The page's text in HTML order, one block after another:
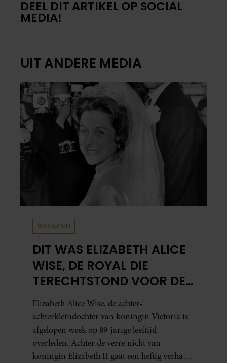
DEEL DIT ARTIKEL OP SOCIAL
MEDIA!
UIT ANDERE MEDIA
WEEKEND
DIT WAS ELIZABETH ALICE
WISE, DE ROYAL DIE
TERECHTSTOND VOOR DE
DOOD VAN HAAR BABY
Elizabeth Alice Wise, de achter-
achterkleindochter van koningin Victoria is
afgelopen week op 89-jarige leeftijd
overleden. Achter de verre nicht van
koningin Elizabeth II gaat een heftig verhaal